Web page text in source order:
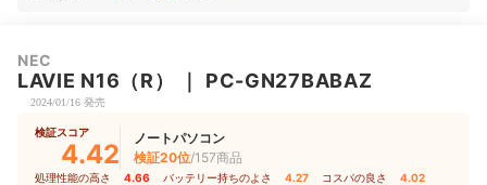
NEC
LAVIE N16（R） PC-GN27BABAZ
2024/01/16 発売
検証スコア
4.42
ノートパソコン
検証20位/157商品
処理性能の高さ 4.66 バッテリー持ちのよさ 4.27 コスパの良さ 4.02